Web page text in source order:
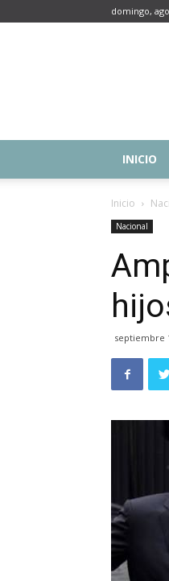
domingo,
INICIO
Inicio
Nacional
septiembre